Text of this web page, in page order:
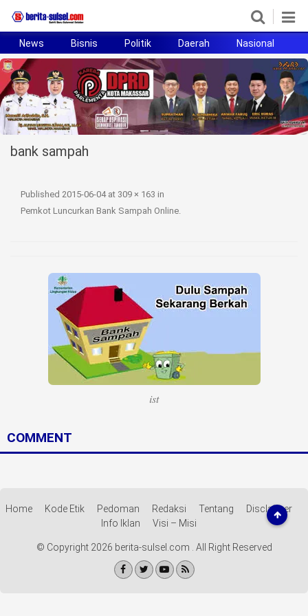
Home
News
Politik
Pendidikan
Bisnis
Sport
Life Style
More
News Bisnis Politik Daerah Nasional
bank sampah
Published 2015-06-04at 309 × 163 in
Pemkot Luncurkan Bank Sampah Online
ist
COMMENT
Home Kode Etik Pedoman Redaksi Tentang
Disclaimer
Info Iklan
Visi – Misi
© Copyright 2026 berita-sulsel.com . All Right Reserved